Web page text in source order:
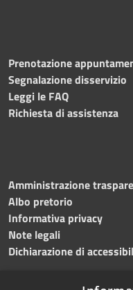
Prenotazione
Segnalazione disservizio
Leggi le FAQ
Richiesta di assistenza
Amministrazione
Albo pretorio
Informativa privacy
Note legali
Dichiarazione di